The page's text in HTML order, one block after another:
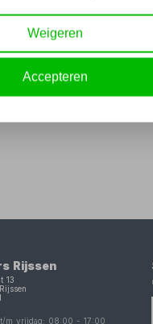
Rijssen
13
Rijssen
t/m vrijdag: 08:00 -17:00
Weigeren
Accepteren